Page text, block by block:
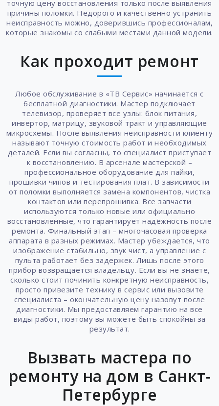
точную цену восстановления только после выявления
причины поломки. Недорого и качественно устранить
неисправность можно, доверившись профессионалам,
которые знакомы со слабыми местами данной модели.
Как проходит ремонт
Любое обслуживание в «ТВ Сервис» начинается с
бесплатной диагностики. Мастер подключает
телевизор, проверяет все узлы: блок питания,
инвертор, матрицу, звуковой тракт и управляющие
микросхемы. После выявления неисправности клиенту
называют точную стоимость работ и необходимых
деталей. Если вы согласны, то специалист приступает
к восстановлению. В арсенале мастерской –
профессиональное оборудование для пайки,
прошивки чипов и тестирования плат. В зависимости
от поломки выполняется замена компонентов, чистка
контактов или перепрошивка. Все запчасти
используются только новые или официально
восстановленные, что гарантирует надёжность после
ремонта. Финальный этап – многочасовая проверка
аппарата в разных режимах. Мастер убеждается, что
изображение стабильно, звук чист, а управление с
пульта работает без задержек. Лишь после этого
прибор возвращается владельцу. Если вы не знаете,
сколько стоит починить конкретную неисправность,
просто привезите технику в сервис или вызовите
специалиста – окончательную цену назовут после
диагностики. Мы предоставляем гарантию на все
виды работ, поэтому вы можете быть спокойны за
результат.
Вызвать мастера по
ремонту на дом в Санкт-
Петербурге